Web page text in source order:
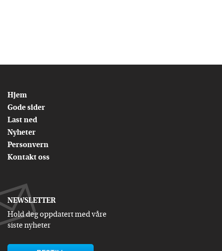
Hjem
Gode sider
Last ned
Nyheter
Personvern
Kontakt oss
NEWSLETTER
Hold deg oppdatert med våre
siste nyheter